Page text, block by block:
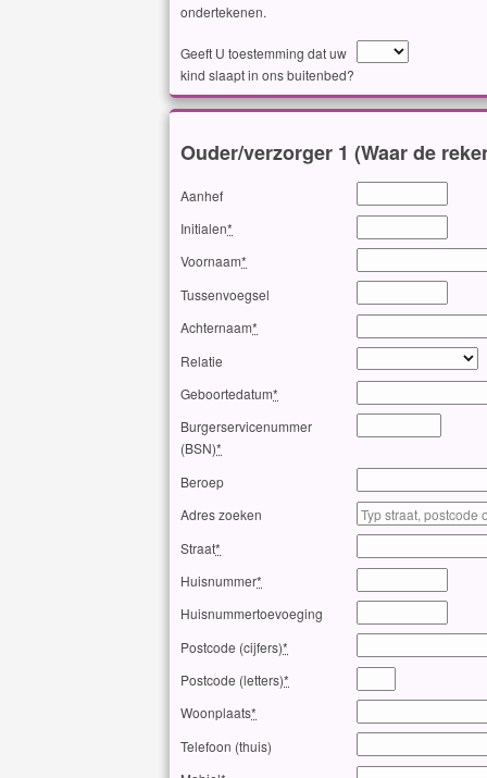
ondertekenen.
Geeft U toestemming dat uw
kind slaapt in ons buitenbed?
Ouder/verzorger 1 (Waar de
Aanhef
Initialen*
Voornaam*
Tussenvoegsel
Achternaam*
Relatie
Geboortedatum*
Burgerservicenummer
(BSN)*
Beroep
Adres zoeken
Straat*
Huisnummer*
Huisnummertoevoeging
Postcode (cijfers)*
Postcode (letters)*
Woonplaats*
Telefoon (thuis)